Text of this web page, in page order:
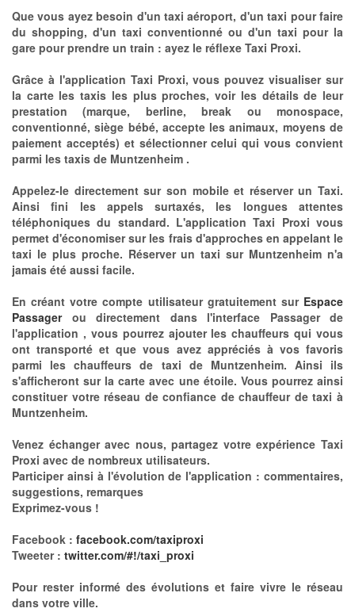
Que vous ayez besoin d'un taxi aéroport, d'un taxi pour faire
du shopping, d'un taxi conventionné ou d'un taxi pour la
gare pour prendre un train : ayez le réflexe Taxi Proxi.
Grâce à l'application Taxi Proxi, vous pouvez visualiser sur
la carte les taxis les plus proches, voir les détails de leur
prestation (marque, berline, break ou monospace,
conventionné, siège bébé, accepte les animaux, moyens de
paiement acceptés) et sélectionner celui qui vous convient
parmi les taxis de Muntzenheim .
Appelez-le directement sur son mobile et réserver un Taxi.
Ainsi fini les appels surtaxés, les longues attentes
téléphoniques du standard. L'application Taxi Proxi vous
permet d'économiser sur les frais d'approches en appelant le
taxi le plus proche. Réserver un taxi sur Muntzenheim n'a
jamais été aussi facile.
En créant votre compte utilisateur gratuitement sur Espace
Passager ou directement dans l'interface Passager de
l'application , vous pourrez ajouter les chauffeurs qui vous
ont transporté et que vous avez appréciés à vos favoris
parmi les chauffeurs de taxi de Muntzenheim. Ainsi ils
s'afficheront sur la carte avec une étoile. Vous pourrez ainsi
constituer votre réseau de confiance de chauffeur de taxi à
Muntzenheim.
Venez échanger avec nous, partagez votre expérience Taxi
Proxi avec de nombreux utilisateurs.
Participer ainsi à l'évolution de l'application : commentaires,
suggestions, remarques
Exprimez-vous !
Facebook : facebook.com/taxiproxi
Tweeter : twitter.com/#!/taxi_proxi
Pour rester informé des évolutions et faire vivre le réseau
dans votre ville.